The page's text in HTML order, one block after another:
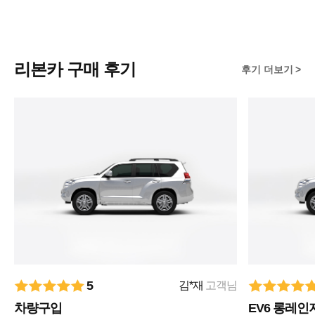
리본카 구매 후기 후기 더보기
5 김*재 고객님
차량구입 EV6 롱레인